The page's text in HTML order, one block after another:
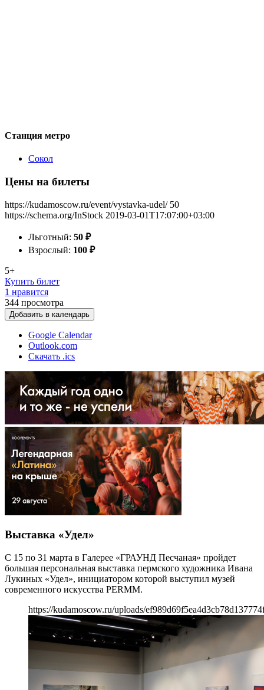
Станция метро
Сокол
Цены на билеты
https://kudamoscow.ru/event/vystavka-udel/ 50
https://schema.org/InStock 2019-03-01T17:07:00+03:00
Льготный: 50 ₽
Взрослый: 100 ₽
5+
Купить билет
1 нравится
344 просмотра
Добавить в календарь
Google Calendar
Outlook.com
Скачать .ics
Выставка «Удел»
С 15 по 31 марта в Галерее «ГРАУНД Песчаная» пройдет
большая персональная выставка пермского художника Ивана
Лукиных «Удел», инициатором которой выступил музей
современного искусства PERMM.
https://kudamoscow.ru/uploads/